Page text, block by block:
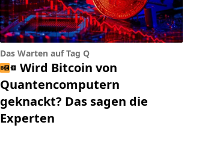
Das Warten auf Tag Q
Wird Bitcoin von
Quantencomputern
geknackt? Das sagen die
Experten